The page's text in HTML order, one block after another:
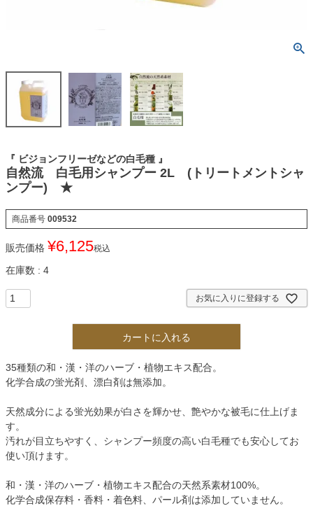
『 ビジョンフリーゼなどの白毛種 』
自然流 白毛用シャンプー 2L (トリートメントシャ
ンプー) ★
商品番号 009532
販売価格 ¥6,125税込
在庫数 4
お気に入りに登録する
カートに入れる
35種類の和・漢・洋のハーブ・植物エキス配合。
化学合成の蛍光剤、漂白剤は無添加。
天然成分による蛍光効果が白さを輝かせ、艶やかな被毛に仕上げま
す。
汚れが目立ちやすく、シャンプー頻度の高い白毛種でも安心してお
使い頂けます。
和・漢・洋のハーブ・植物エキス配合の天然系素材100%。
化学合成保存料・香料・着色料、パール剤は添加していません。